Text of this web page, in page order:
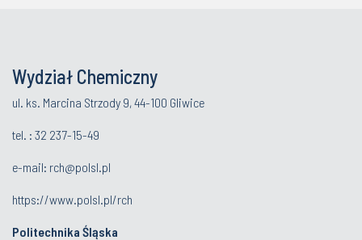
Wydział Chemiczny
ul. ks. Marcina Strzody 9, 44-100 Gliwice
tel. : 32 237-15-49
e-mail: rch@polsl.pl
https://www.polsl.pl/rch
Politechnika Śląska